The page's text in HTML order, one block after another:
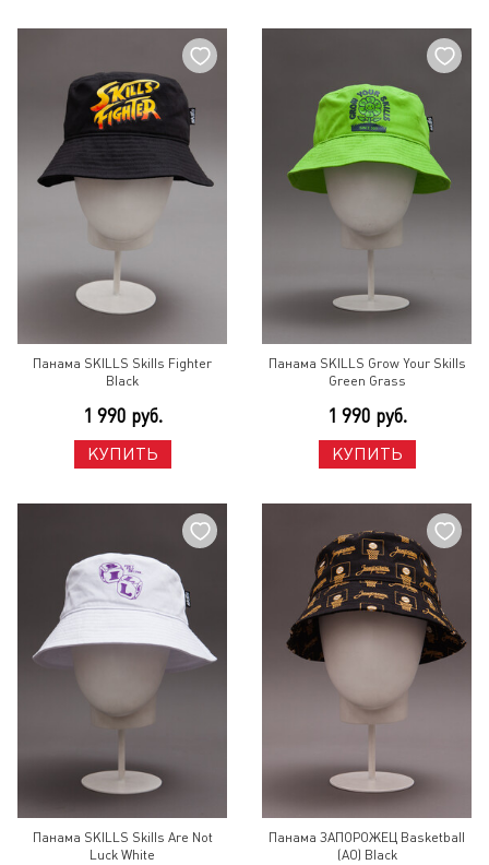
Панама SKILLS Skills Fighter
Black
1 990 руб.
КУПИТЬ
Панама SKILLS Grow Your Skills
Green Grass
1 990 руб.
КУПИТЬ
Панама SKILLS Skills Are Not
Luck White
Панама ЗАПОРОЖЕЦ Basketball
(AO) Black